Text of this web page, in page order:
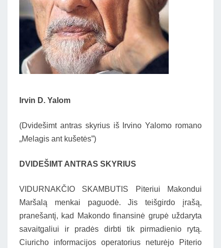
Irvin D. Yalom
(Dvidešimt antras skyrius iš Irvino Yalomo romano
„Melagis ant kušetės”)
DVIDEŠIMT ANTRAS SKYRIUS
VIDURNAKČIO SKAMBUTIS Piteriui Makondui
Maršalą menkai paguodė. Jis teišgirdo įrašą,
pranešantį, kad Makondo finansinė grupė uždaryta
savaitgaliui ir pradės dirbti tik pirmadienio rytą.
Ciuricho informacijos operatorius neturėjo Piterio